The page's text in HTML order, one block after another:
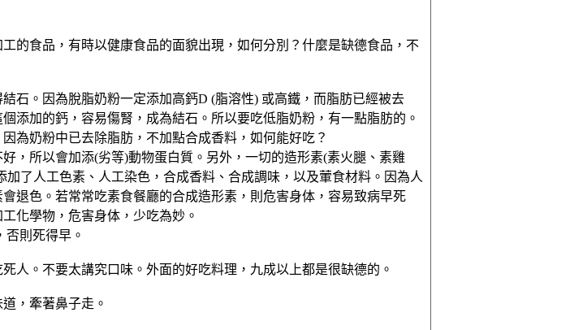
的食品，有時以健康食品的面貌出現，如何分別？什麼是缺德食品，不
石。因為脫脂奶粉一定添加高鈣D (脂溶性) 或高鐵，而脂肪已經被去
添加的鈣，容易傷腎，成為結石。所以要吃低脂奶粉，有一點脂肪的。
為奶粉中已去除脂肪，不加點合成香料，如何能好吃？
，所以會加添(劣等)動物蛋白質。另外，一切的造形素(素火腿、素雞
了人工色素、人工染色，合成香料、合成調味，以及葷食材料。因為人
退色。若常常吃素食餐廳的合成造形素，則危害身体，容易致病早死
化學物，危害身体，少吃為妙。
則死得早。
人。不要太講究口味。外面的好吃料理，九成以上都是很缺德的。
，牽著鼻子走。